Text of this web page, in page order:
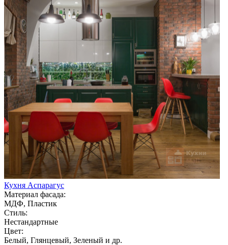
Кухня Аспарагус
Материал фасада:
МДФ, Пластик
Стиль:
Нестандартные
Цвет:
Белый, Глянцевый, Зеленый и др.